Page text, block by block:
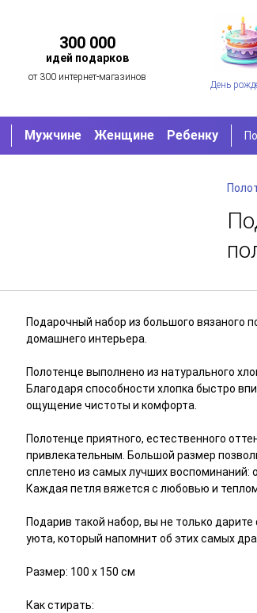
300 000
идей подарков
от 300 интернет-магазинов
День
Мужчине Женщине Ребенку
Подарочный набор из большого вязаного
домашнего интерьера.
Полотенце выполнено из натурального
Благодаря способности хлопка быстро
ощущение чистоты и комфорта.
Полотенце приятного, естественного
привлекательным. Большой размер
сплетено из самых лучших воспоминаний:
Каждая петля вяжется с любовью и
Подарив такой набор, вы не только
уюта, который напомнит об этих самых
Размер: 100 x 150 см
Как стирать: